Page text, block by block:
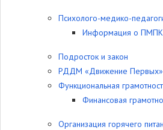
Психолого-медико-
Информация о ПМПК
Подросток и закон
РДДМ «Движение Первых»
Функциональная
Финансовая
Организация горячего